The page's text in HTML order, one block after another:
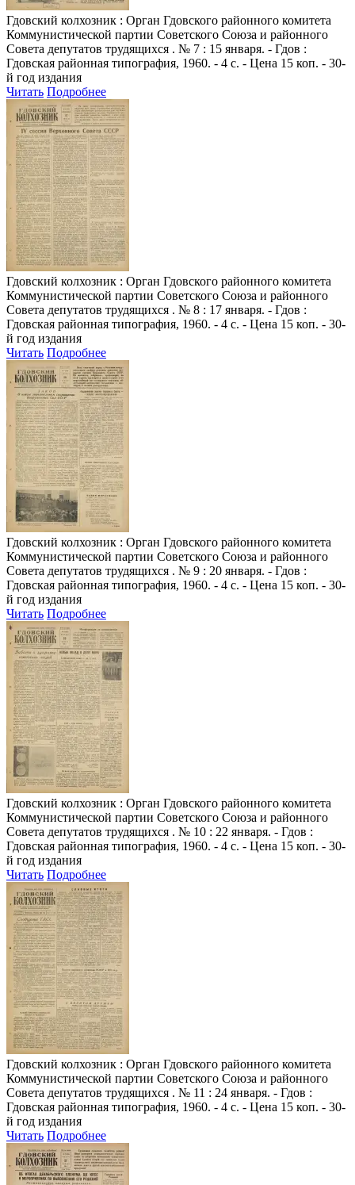
Гдовский колхозник : Орган Гдовского районного комитета
Коммунистической партии Советского Союза и районного
Совета депутатов трудящихся . № 7 : 15 января. - Гдов :
Гдовская районная типография, 1960. - 4 с. - Цена 15 коп. - 30-
й год издания
Читать Подробнее
Гдовский колхозник : Орган Гдовского районного комитета
Коммунистической партии Советского Союза и районного
Совета депутатов трудящихся . № 8 : 17 января. - Гдов :
Гдовская районная типография, 1960. - 4 с. - Цена 15 коп. - 30-
й год издания
Читать Подробнее
Гдовский колхозник : Орган Гдовского районного комитета
Коммунистической партии Советского Союза и районного
Совета депутатов трудящихся . № 9 : 20 января. - Гдов :
Гдовская районная типография, 1960. - 4 с. - Цена 15 коп. - 30-
й год издания
Читать Подробнее
Гдовский колхозник : Орган Гдовского районного комитета
Коммунистической партии Советского Союза и районного
Совета депутатов трудящихся . № 10 : 22 января. - Гдов :
Гдовская районная типография, 1960. - 4 с. - Цена 15 коп. - 30-
й год издания
Читать Подробнее
Гдовский колхозник : Орган Гдовского районного комитета
Коммунистической партии Советского Союза и районного
Совета депутатов трудящихся . № 11 : 24 января. - Гдов :
Гдовская районная типография, 1960. - 4 с. - Цена 15 коп. - 30-
й год издания
Читать Подробнее